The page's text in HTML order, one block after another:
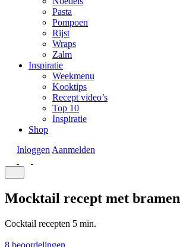
Pasta
Pompoen
Rijst
Wraps
Zalm
Inspiratie
Weekmenu
Kooktips
Recept video’s
Top 10
Inspiratie
Shop
Inloggen Aanmelden
Mocktail recept met bramen
Cocktail recepten 5 min.
8 beoordelingen